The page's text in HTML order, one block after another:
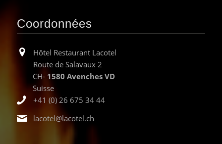
Coordonnées
Hôtel Restaurant Lacotel
Route de Salavaux 2
CH- 1580 Avenches VD
Suisse
+41 (0) 26 675 34 44
lacotel@lacotel.ch